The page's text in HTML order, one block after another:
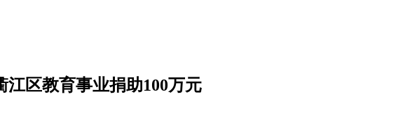
区教育事业捐助100万元